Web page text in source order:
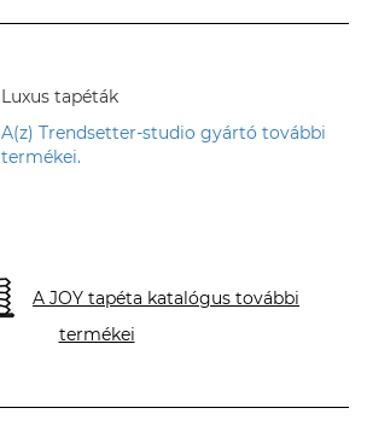
Luxus tapéták
A(z) Trendsetter-studio gyártó további
termékei.
A JOY tapéta katalógus további
termékei